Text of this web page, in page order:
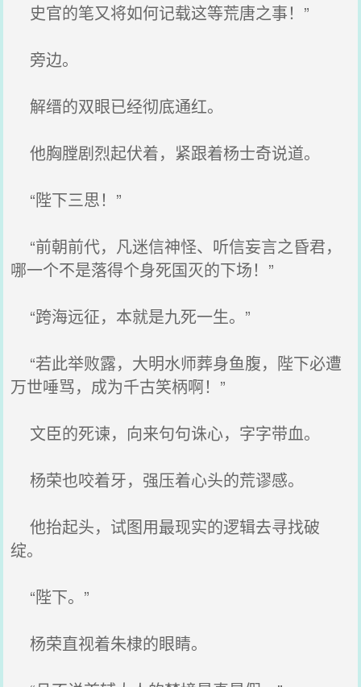
史官的笔又将如何记载这等荒唐之事！”
旁边。
解缙的双眼已经彻底通红。
他胸膛剧烈起伏着，紧跟着杨士奇说道。
“陛下三思！”
“前朝前代，凡迷信神怪、听信妄言之昏君，
哪一个不是落得个身死国灭的下场！”
“跨海远征，本就是九死一生。”
“若此举败露，大明水师葬身鱼腹，陛下必遭
万世唾骂，成为千古笑柄啊！”
文臣的死谏，向来句句诛心，字字带血。
杨荣也咬着牙，强压着心头的荒谬感。
他抬起头，试图用最现实的逻辑去寻找破
绽。
“陛下。”
杨荣直视着朱棣的眼睛。